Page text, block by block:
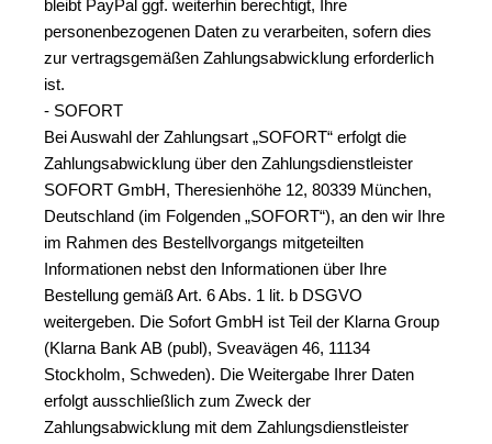
bleibt PayPal ggf. weiterhin berechtigt, Ihre
personenbezogenen Daten zu verarbeiten, sofern dies
zur vertragsgemäßen Zahlungsabwicklung erforderlich
ist.
- SOFORT
Bei Auswahl der Zahlungsart „SOFORT“ erfolgt die
Zahlungsabwicklung über den Zahlungsdienstleister
SOFORT GmbH, Theresienhöhe 12, 80339 München,
Deutschland (im Folgenden „SOFORT“), an den wir Ihre
im Rahmen des Bestellvorgangs mitgeteilten
Informationen nebst den Informationen über Ihre
Bestellung gemäß Art. 6 Abs. 1 lit. b DSGVO
weitergeben. Die Sofort GmbH ist Teil der Klarna Group
(Klarna Bank AB (publ), Sveavägen 46, 11134
Stockholm, Schweden). Die Weitergabe Ihrer Daten
erfolgt ausschließlich zum Zweck der
Zahlungsabwicklung mit dem Zahlungsdienstleister